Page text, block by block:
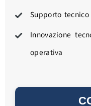
Supporto
Innovazione
operativa